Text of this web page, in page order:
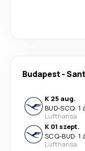
Budapest-
K 25 aug.
BUD-SCQ· 1
Lufthansa
K 01 szept.
SCQ-BUD· 1
Lufthansa